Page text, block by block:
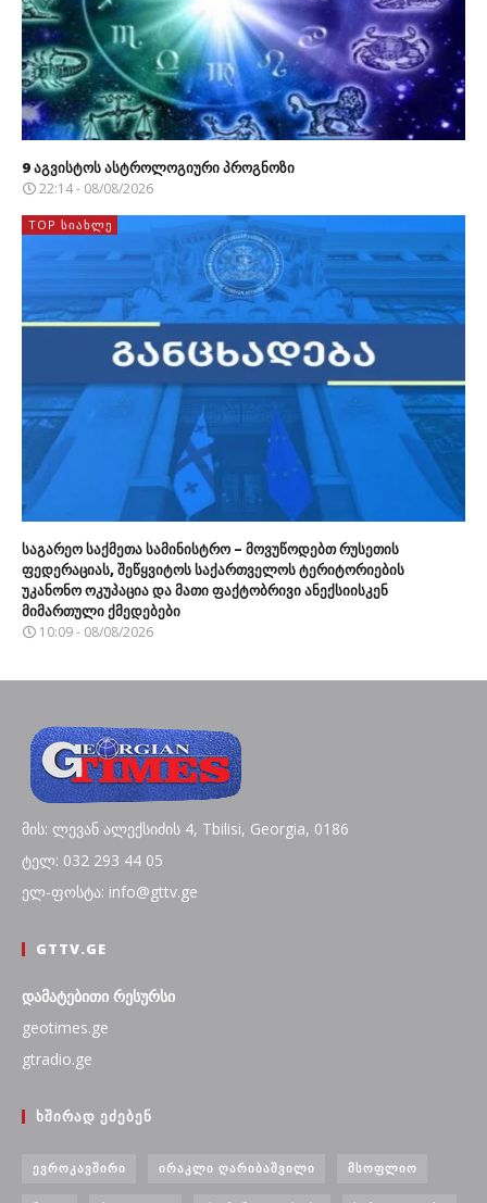
9 აგვისტოს ასტროლოგიური პროგნოზი
22:14 - 08/08/2026
TOP ᲡᲘᲐᲮᲚᲔ
საგარეო საქმეთა სამინისტრო – მოვუწოდებთ რუსეთის
ფედერაციას, შეწყვიტოს საქართველოს ტერიტორიების
უკანონო ოკუპაცია და მათი ფაქტობრივი ანექსიისკენ
მიმართული ქმედებები
10:09 - 08/08/2026
მის: ლევან ალექსიძის 4, Tbilisi, Georgia, 0186
ტელ: 032 293 44 05
ელ-ფოსტა: info@gttv.ge
GTTV.GE
დამატებითი რესურსი
geotimes.ge
gtradio.ge
ᲮᲨᲘᲠᲐᲓ ᲔᲫᲔᲑᲔᲜ
ᲔᲕᲠᲝᲙᲐᲕᲨᲘᲠᲘ ᲘᲠᲐᲙᲚᲘ ᲦᲐᲠᲘᲑᲐᲨᲕᲘᲚᲘ ᲛᲡᲝᲤᲚᲘᲝ